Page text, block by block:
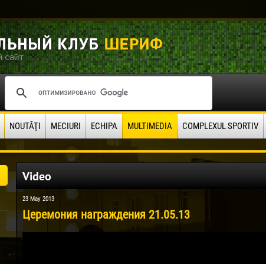
NOUTĂŢI MECIURI ECHIPA MULTIMEDIA COMPLEXUL SPORTIV
Video
23 May 2013
Церемония награждения 21.05.13